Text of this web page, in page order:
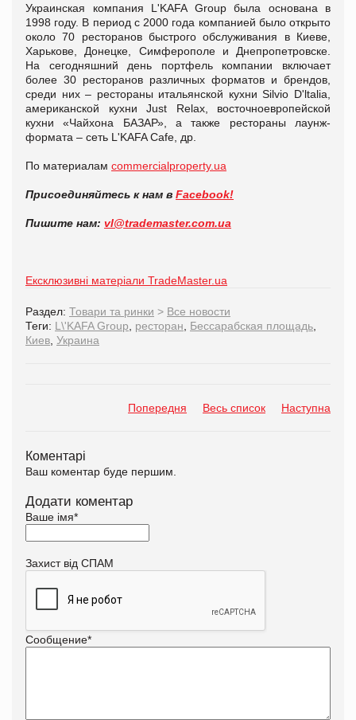
Украинская компания L'KAFA Group была основана в
1998 году. В период с 2000 года компанией было открыто
около 70 ресторанов быстрого обслуживания в Киеве,
Харькове, Донецке, Симферополе и Днепропетровске.
На сегодняшний день портфель компании включает
более 30 ресторанов различных форматов и брендов,
среди них – рестораны итальянской кухни Silvio D'ltalia,
американской кухни Just Relax, восточноевропейской
кухни «Чайхона БАЗАР», а также рестораны лаунж-
формата – сеть L'KAFA Cafe, др.
По материалам commercialproperty.ua
Присоединяйтесь к нам в Facebook!
Пишите нам: vl@trademaster.com.ua
Ексклюзивні матеріали TradeMaster.ua
Раздел: Товари та ринки > Все новости
Теги: L\'KAFA Group ресторан Бессарабская площадь
Киев Украина
Попередня Весь список Наступна
Коментарі
Ваш коментар буде першим.
Додати коментар
Ваше імя*
Захист від СПАМ
Сообщение*